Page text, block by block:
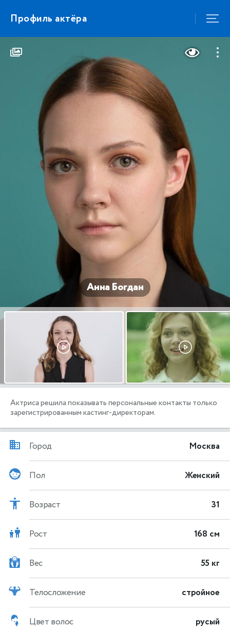
Профиль актёра
Анна Богдан
Актриса решила показывать персональные контакты только
зарегистрированным кастинг-директорам.
Город Москва
Пол Женский
Возраст 31
Рост 168 см
Вес 55 кг
Телосложение стройное
Цвет волос русый